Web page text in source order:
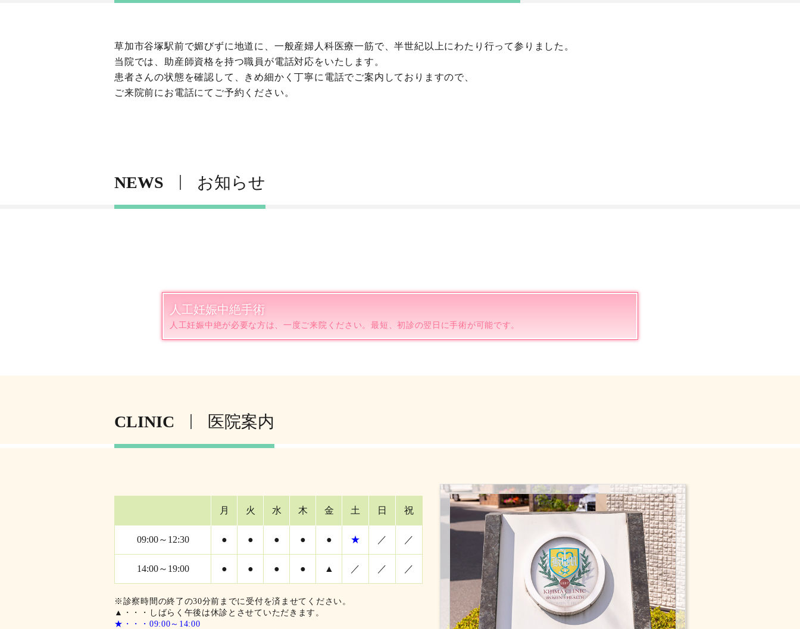
草加市谷塚駅前で媚びずに地道に、一般産婦人科医療一筋で、半世紀以上にわたり行って参りました。
当院では、助産師資格を持つ職員が電話対応をいたします。
患者さんの状態を確認して、きめ細かく丁寧に電話でご案内しておりますので、
ご来院前にお電話にてご予約ください。
NEWS お知らせ
人工妊娠中絶手術
人工妊娠中絶が必要な方は、一度ご来院ください。最短、初診の翌日に手術が可能です。
CLINIC 医院案内
月 火 水 木 金 土 日 祝
09:00～12:30 ● ● ● ● ● ★ ／ ／
14:00～19:00 ● ● ● ● ▲ ／ ／ ／
※診察時間の終了の30分前までに受付を済ませてください。
▲・・・しばらく午後は休診とさせていただきます。
★・・・09:00～14:00